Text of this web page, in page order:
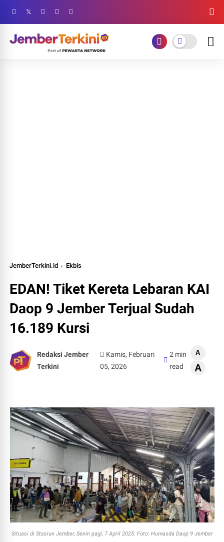
JemberTerkini.id Ekbis
EDAN! Tiket Kereta Lebaran KAI
Daop 9 Jember Terjual Sudah
16.189 Kursi
Redaksi Jember
Terkini
Kamis, Februari
05, 2026
2 min
read
A
A
Situasi di Stasiun Jember, Senin pagi, 7 April 2025. Foto: Humasda Daop 9 Jember